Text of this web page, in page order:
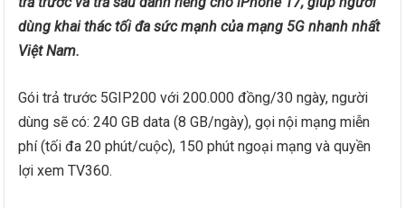
dùng khai thác tối đa sức mạnh của mạng 5G nhanh nhất
Việt Nam.
Gói trả trước 5GIP200 với 200.000 đồng/30 ngày, người
dùng sẽ có: 240 GB data (8 GB/ngày), gọi nội mạng miễn
phí (tối đa 20 phút/cuộc), 150 phút ngoại mạng và quyền
lợi xem TV360.